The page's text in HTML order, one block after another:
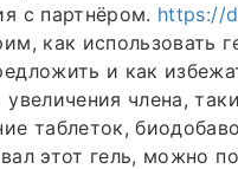
с партнёром. https://
как использовать
и как
увеличения члена,
таблеток,
этот гель, можно